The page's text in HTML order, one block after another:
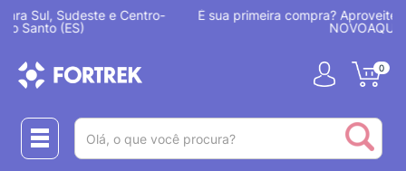
É sua primeira compra? Aproveite 7% OFF com o cupom
NOVOAQUI
0